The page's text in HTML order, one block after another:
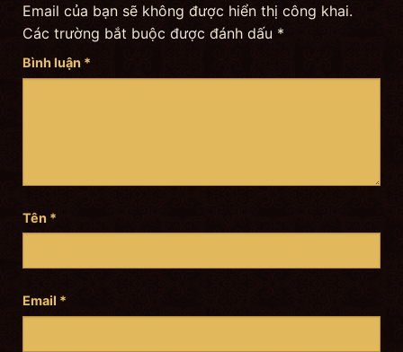
Email của bạn sẽ không được hiển thị công khai.
Các trường bắt buộc được đánh dấu *
Bình luận *
Tên *
Email *